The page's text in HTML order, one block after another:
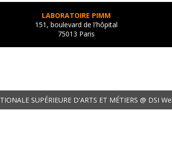
LABORATOIRE PIMM
151, boulevard de l'hôpital
75013 Paris
SUPÉRIEURE D'ARTS ET MÉTIERS @ DSI